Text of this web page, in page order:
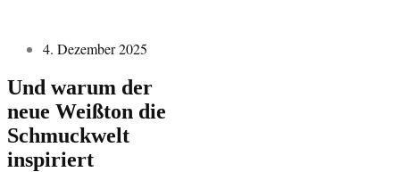
4. Dezember 2025
Und warum der
neue Weißton die
Schmuckwelt
inspiriert